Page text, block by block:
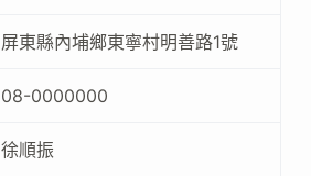
屏東縣內埔鄉東寧村明善路1號
08-0000000
徐順振